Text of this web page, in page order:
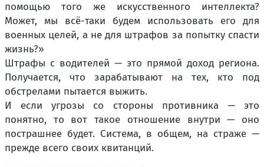
помощью того же искусственного интеллекта?
Может, мы всё-таки будем использовать его для
военных целей, а не для штрафов за попытку спасти
жизнь?»
Штрафы с водителей — это прямой доход региона.
Получается, что зарабатывают на тех, кто под
обстрелами пытается выжить.
И если угрозы со стороны противника — это
понятно, то вот такое отношение внутри — оно
пострашнее будет. Система, в общем, на страже —
прежде всего своих квитанций.